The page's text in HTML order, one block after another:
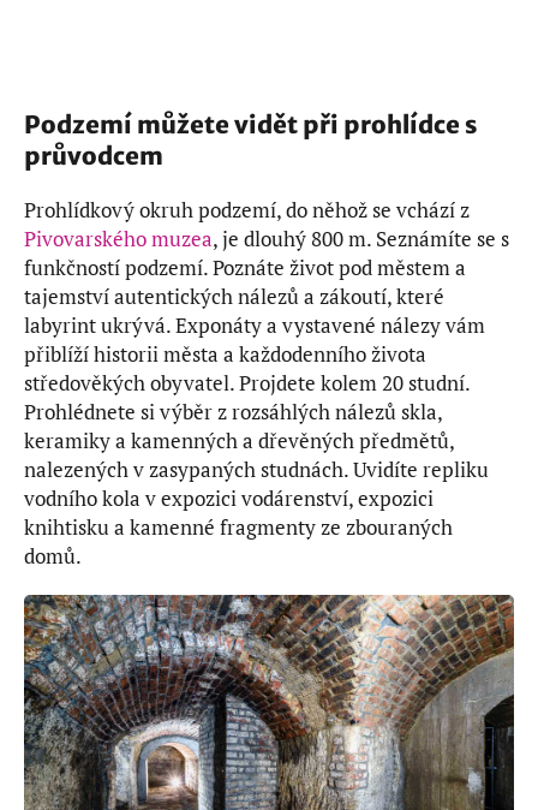
Podzemí můžete vidět při prohlídce s
průvodcem
Prohlídkový okruh podzemí, do něhož se vchází z
Pivovarského muzea, je dlouhý 800 m. Seznámíte se s
funkčností podzemí. Poznáte život pod městem a
tajemství autentických nálezů a zákoutí, které
labyrint ukrývá. Exponáty a vystavené nálezy vám
přiblíží historii města a každodenního života
středověkých obyvatel. Projdete kolem 20 studní.
Prohlédnete si výběr z rozsáhlých nálezů skla,
keramiky a kamenných a dřevěných předmětů,
nalezených v zasypaných studnách. Uvidíte repliku
vodního kola v expozici vodárenství, expozici
knihtisku a kamenné fragmenty ze zbouraných
domů.